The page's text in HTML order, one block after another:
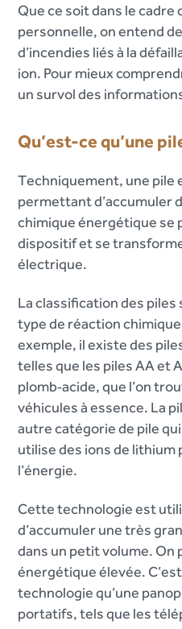
Que ce soit dans le cadre
personnelle, on entend
d’incendies liés à la
ion. Pour mieux
un survol des
Qu’est-ce qu’une
Techniquement, une pile
permettant d’accumuler
chimique énergétique se
dispositif et se
électrique.
La classification des piles
type de réaction chimique
exemple, il existe des
telles que les piles AA et
plomb‑acide, que l’on
véhicules à essence. La
autre catégorie de pile
utilise des ions de lithium
l’énergie.
Cette technologie est
d’accumuler une très
dans un petit volume. On
énergétique élevée.
technologie qu’une
portatifs, tels que les